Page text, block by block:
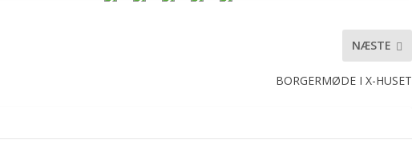
NÆSTE
BORGERMØDE I X-HUSET